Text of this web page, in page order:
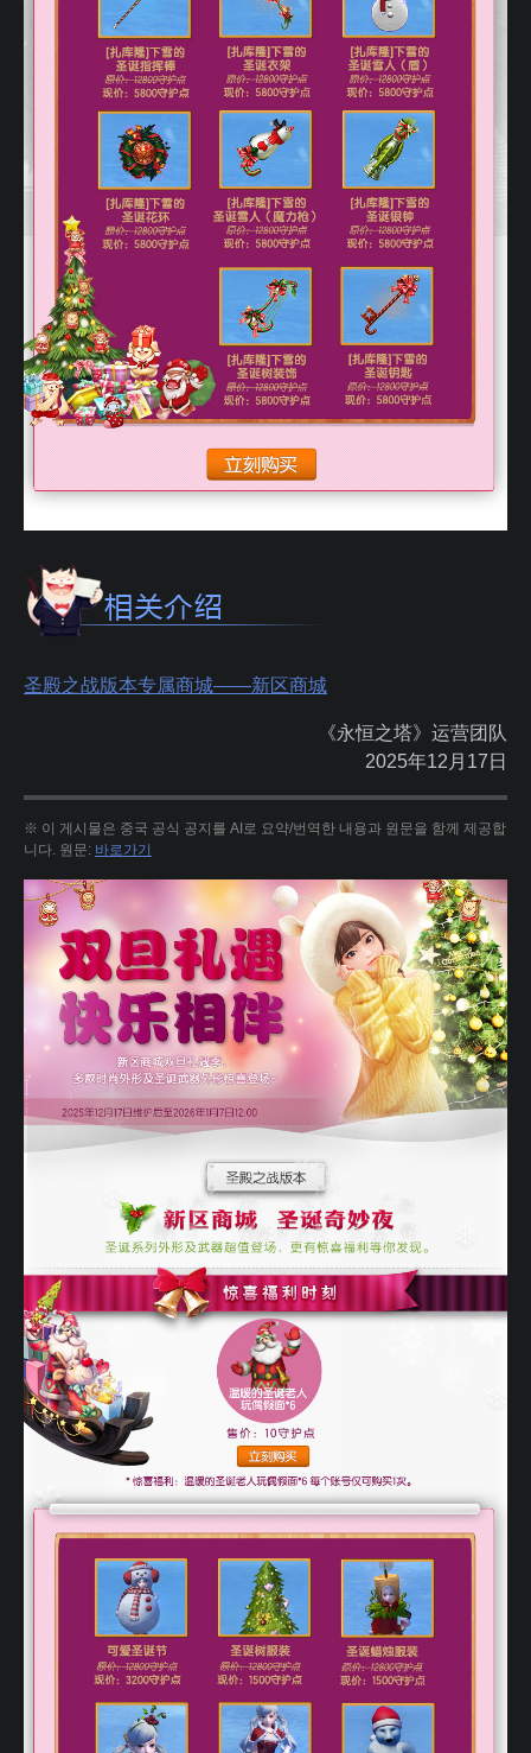
圣殿之战版本专属商城——新区商城
《永恒之塔》运营团队
2025年12月17日
※ 이 게시물은 중국 공식 공지를 AI로 요약/번역한 내용과 원문을 함께 제공합
니다. 원문: 바로가기